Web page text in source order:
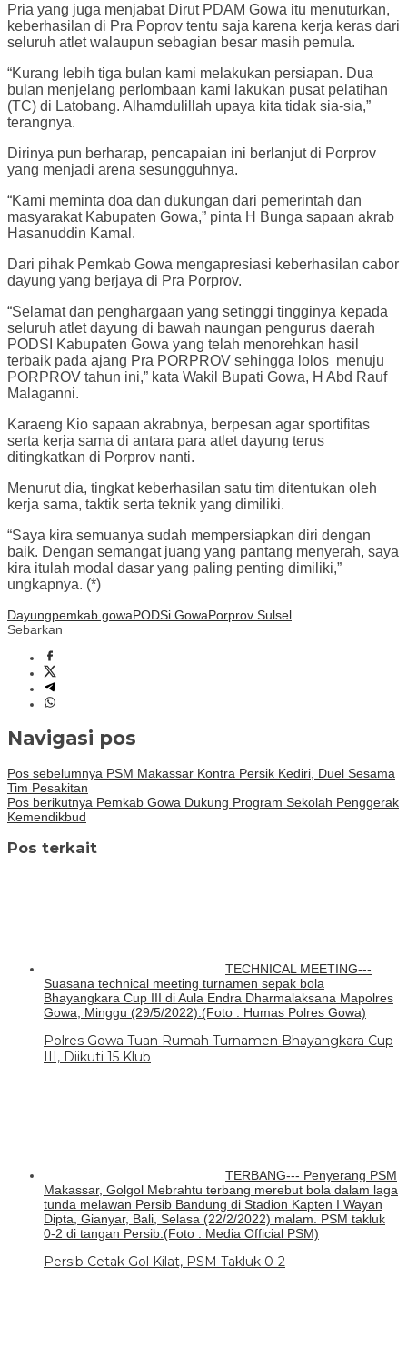
Pria yang juga menjabat Dirut PDAM Gowa itu menuturkan,
keberhasilan di Pra Poprov tentu saja karena kerja keras dari
seluruh atlet walaupun sebagian besar masih pemula.
“Kurang lebih tiga bulan kami melakukan persiapan. Dua
bulan menjelang perlombaan kami lakukan pusat pelatihan
(TC) di Latobang. Alhamdulillah upaya kita tidak sia-sia,”
terangnya.
Dirinya pun berharap, pencapaian ini berlanjut di Porprov
yang menjadi arena sesungguhnya.
“Kami meminta doa dan dukungan dari pemerintah dan
masyarakat Kabupaten Gowa,” pinta H Bunga sapaan akrab
Hasanuddin Kamal.
Dari pihak Pemkab Gowa mengapresiasi keberhasilan cabor
dayung yang berjaya di Pra Porprov.
“Selamat dan penghargaan yang setinggi tingginya kepada
seluruh atlet dayung di bawah naungan pengurus daerah
PODSI Kabupaten Gowa yang telah menorehkan hasil
terbaik pada ajang Pra PORPROV sehingga lolos menuju
PORPROV tahun ini,” kata Wakil Bupati Gowa, H Abd Rauf
Malaganni.
Karaeng Kio sapaan akrabnya, berpesan agar sportifitas
serta kerja sama di antara para atlet dayung terus
ditingkatkan di Porprov nanti.
Menurut dia, tingkat keberhasilan satu tim ditentukan oleh
kerja sama, taktik serta teknik yang dimiliki.
“Saya kira semuanya sudah mempersiapkan diri dengan
baik. Dengan semangat juang yang pantang menyerah, saya
kira itulah modal dasar yang paling penting dimiliki,”
ungkapnya. (*)
Dayungpemkab gowaPODSi GowaPorprov Sulsel
Sebarkan
Navigasi pos
Pos sebelumnya PSM Makassar Kontra Persik Kediri, Duel Sesama
Tim Pesakitan
Pos berikutnya Pemkab Gowa Dukung Program Sekolah Penggerak
Kemendikbud
Pos terkait
TECHNICAL MEETING---
Suasana technical meeting turnamen sepak bola
Bhayangkara Cup III di Aula Endra Dharmalaksana Mapolres
Gowa, Minggu (29/5/2022).(Foto : Humas Polres Gowa)
Polres Gowa Tuan Rumah Turnamen Bhayangkara Cup
III, Diikuti 15 Klub
TERBANG--- Penyerang PSM
Makassar, Golgol Mebrahtu terbang merebut bola dalam laga
tunda melawan Persib Bandung di Stadion Kapten I Wayan
Dipta, Gianyar, Bali, Selasa (22/2/2022) malam. PSM takluk
0-2 di tangan Persib.(Foto : Media Official PSM)
Persib Cetak Gol Kilat, PSM Takluk 0-2